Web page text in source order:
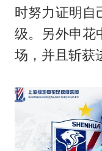
时努力证明自
级。另外申花
场，并且斩获